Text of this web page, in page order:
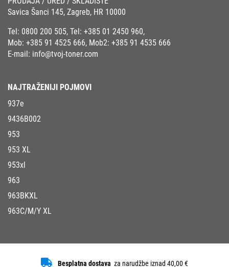
Savica Šanci 145, Zagreb, HR 10000
Tel: 0800 200 505, Tel: +385 01 2450 960,
Mob: +385 91 4525 666, Mob2: +385 91 4535 666
E-mail: info@tvoj-toner.com
NAJTRAŽENIJI POJMOVI
937e
9436B002
953
953 XL
953xl
963
963BKXL
963C/M/Y XL
Besplatna dostava za narudžbe iznad 40,00 €